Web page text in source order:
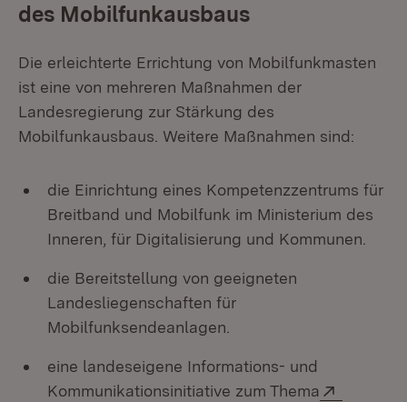
des Mobilfunkausbaus
Die erleichterte Errichtung von Mobilfunkmasten
ist eine von mehreren Maßnahmen der
Landesregierung zur Stärkung des
Mobilfunkausbaus. Weitere Maßnahmen sind:
die Einrichtung eines Kompetenzzentrums für
Breitband und Mobilfunk im Ministerium des
Inneren, für Digitalisierung und Kommunen.
die Bereitstellung von geeigneten
Landesliegenschaften für
Mobilfunksendeanlagen.
eine landeseigene Informations- und
Kommunikationsinitiative zum Thema